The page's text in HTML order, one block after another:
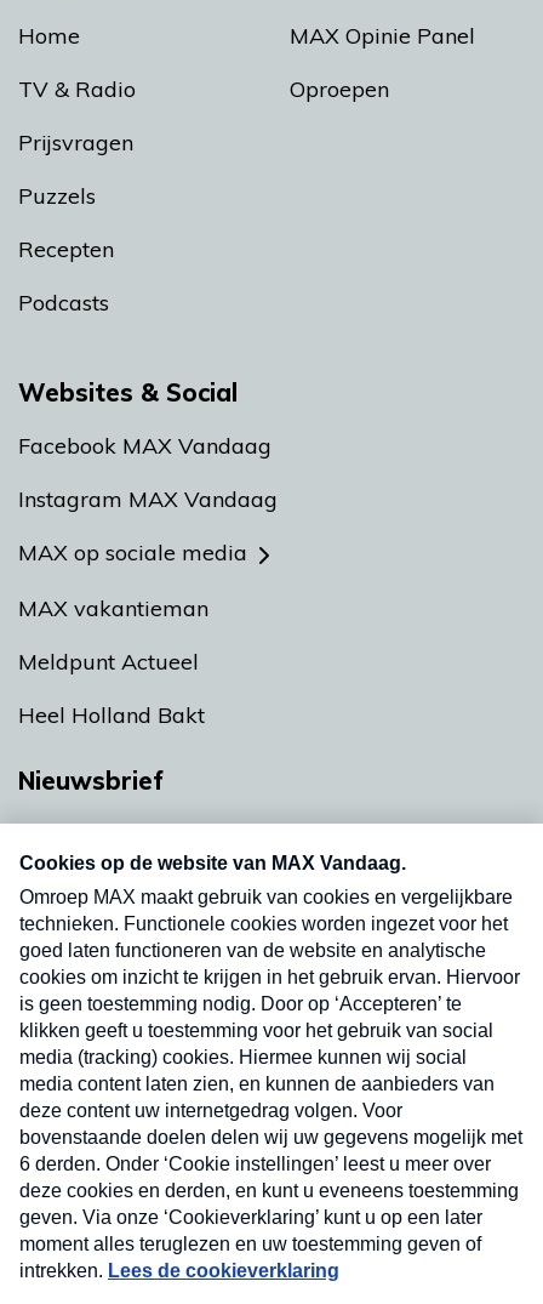
Home
TV & Radio
Prijsvragen
Puzzels
Recepten
Podcasts
MAX Opinie Panel
Oproepen
Websites & Social
Facebook MAX Vandaag
Instagram MAX Vandaag
MAX op sociale media
MAX vakantieman
Meldpunt Actueel
Heel Holland Bakt
Nieuwsbrief
Neem hier een gratis abonnement op onze
nieuwsbrief. Elke vrijdag- en dinsdagochtend in
uw mailbox.
Verzend
Nieuwsbrief
Neem hier een gratis abonnement op onze
nieuwsbrief. Elke vrijdag- en dinsdagochtend in uw